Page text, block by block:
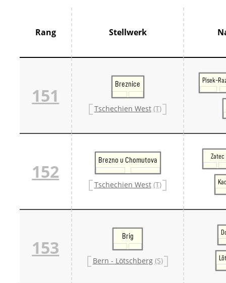
Île-
Schweiz
Bern
Rang Stellwerk
151
Breznice
Tschechien West (T)
Pisek-
152
Brezno u Chomutova
Tschechien West (T)
Zatec
153
Brig
Bern - Lötschberg (S)